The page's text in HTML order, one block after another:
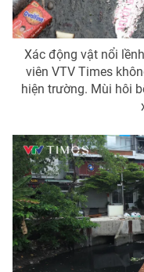
Phó Tổng Biên tập:
Nguyễn Trọng Ninh
Tổng đài VTV:024.38
Ðiện thoại Thời báo VTV:
Email: toasoan@vtv.vn
024-
Xác động vật nổi
viên VTV Times
hiện trường. Mùi hôi